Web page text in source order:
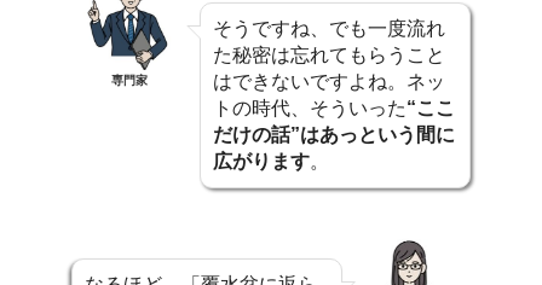
専門家
そうですね、でも一度流れ
た秘密は忘れてもらうこと
はできないですよね。ネッ
トの時代、そういった“ここ
だけの話”はあっという間に
広がります。